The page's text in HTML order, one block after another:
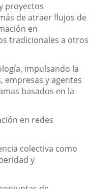
proyectos
de atraer flujos de
en
tradicionales a otros
impulsando la
y agentes
basados en la
en redes
colectiva como
y